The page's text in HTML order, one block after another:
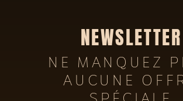
NEWSLETTER
NE MANQUEZ
AUCUNE